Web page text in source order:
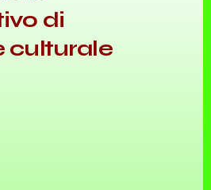
di
culturale